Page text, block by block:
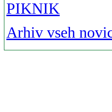
PIKNIK
Arhiv vseh novic